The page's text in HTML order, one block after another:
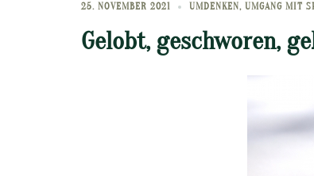
25. NOVEMBER 2021 UMDENKEN, UMGANG MIT
Gelobt, geschworen,